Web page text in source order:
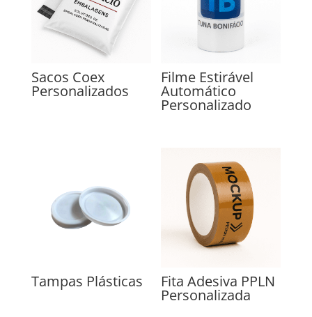
Sacos Coex
Personalizados
Filme Estirável
Automático
Personalizado
Tampas Plásticas Fita Adesiva PPLN
Personalizada